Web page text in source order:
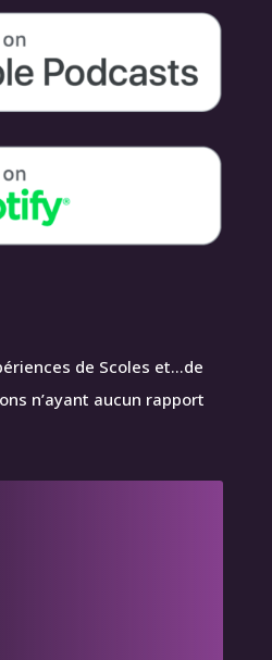
de Scoles et…de
n’ayant aucun rapport